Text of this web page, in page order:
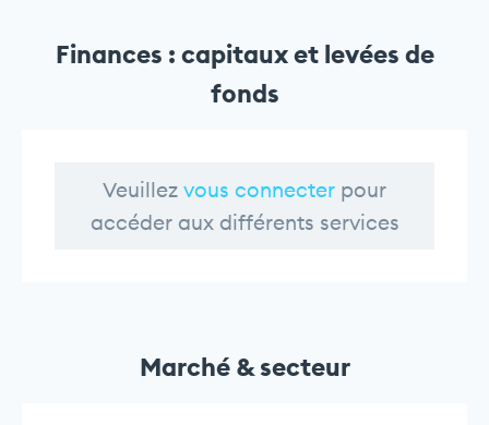
Finances : capitaux et levées de
fonds
Veuillez vous connecter pour
accéder aux différents services
Marché & secteur